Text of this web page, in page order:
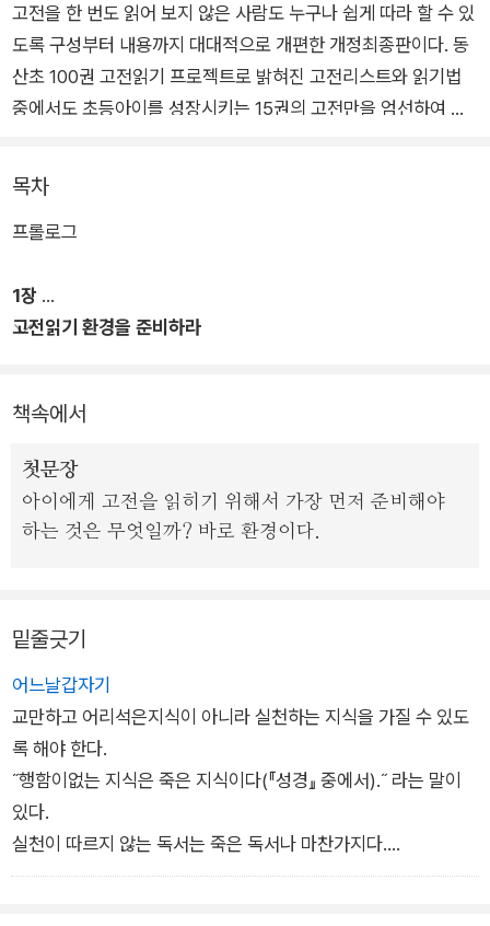
고전을 한 번도 읽어 보지 않은 사람도 누구나 쉽게 따라 할 수 있
도록 구성부터 내용까지 대대적으로 개편한 개정최종판이다. 동
산초 100권 고전읽기 프로젝트로 밝혀진 고전리스트와 읽기법
중에서도 초등아이를 성장시키는 15권의 고전만을 엄선하여 효
읽히고 싶은데, 도저히 어디서부터 어떻게 시작해야 할지 알 수가
없다”며 도움을 요청하는 연락이 끊이지 않았다. 고전이라는 벽
에 부딪혀 어려움을 호소하였다. 이러한 독자들의 의견과 요청을
실전편』을 출간하였다.
은 건 아니라며, 아이의 성장발달에 맞는 고전을 읽혀야 한다”고
조언한다. 장기전의 자세로 시작해야 하는 1, 2학년, 본격적으로
시작하는 3, 4학년, 재미있게 심화하는 5, 6학년으로 구분 짓고,
각 학년별 아이들의 발달 특징을 읽어 준다. 이러한 특징을 바탕
여기서 더 나아가 엄선한 필수 고전을 가정에서 읽힐 수 있도록
다양한 독서활동지를 수록하였다. 책의 특징, 의의, 중점을 두고
읽어야 하는 부분뿐만 아니라, 각 고전마다 내용의 이해를 돕고
생각을 넓혀 줄 다양한 독후활동을 활동지로 담아냈다. 필수 고전
에 관련한 다양한 활동을 아이와 직접 해보고 써봄으로써 고전 효
과를 고스란히 누릴 수 있도록 하였다.
목차
프롤로그
1장
고전읽기 환경을 준비하라
책속에서
첫문장
아이에게 고전을 읽히기 위해서 가장 먼저 준비해야
하는 것은 무엇일까? 바로 환경이다.
밑줄긋기
어느날갑자기
교만하고 어리석은지식이 아니라 실천하는 지식을 가질 수 있도
록 해야 한다.
˝행함이없는 지식은 죽은 지식이다(『성경』 중에서).˝ 라는 말이
있다.
실천이 따르지 않는 독서는 죽은 독서나 마찬가지다.
무슨 고전을 읽혔느냐보다 더욱 중요한 것은 그 고전을 읽고 무엇